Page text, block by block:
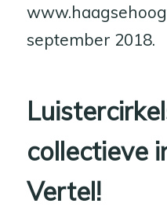
september 2018.
L
collectieve
Vertel!